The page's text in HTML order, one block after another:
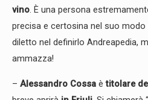
vino. È una persona
precisa e certosina nel suo
diletto nel definirlo Andreapedia,
ammazza!
– Alessandro Cossa ètitolare